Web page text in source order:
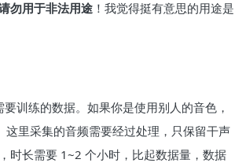
勿用于非法用途 ！我觉得挺有意思的用途是
训练的数据。如果你是使用别人的音色，
里采集的音频需要经过处理，只保留干声
时长需要 1~2 个小时，比起数据量，数据